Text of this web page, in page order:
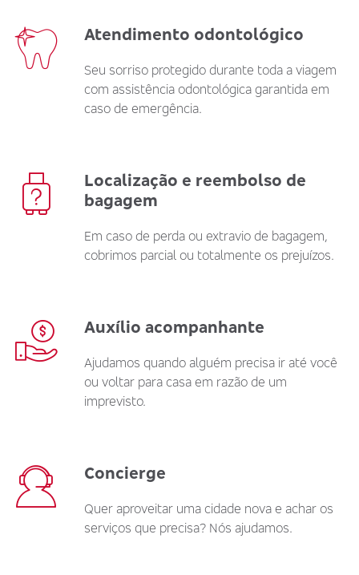
Atendimento odontológico
Seu sorriso protegido durante toda a viagem
com assistência odontológica garantida em
caso de emergência.
Localização e reembolso de
bagagem
Em caso de perda ou extravio de bagagem,
cobrimos parcial ou totalmente os prejuízos.
Auxílio acompanhante
Ajudamos quando alguém precisa ir até você
ou voltar para casa em razão de um
imprevisto.
Concierge
Quer aproveitar uma cidade nova e achar os
serviços que precisa? Nós ajudamos.